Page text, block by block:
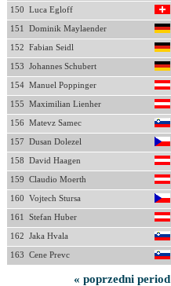
150 Luca Egloff
151 Dominik Maylaender
152 Fabian Seidl
153 Johannes Schubert
154 Manuel Poppinger
155 Maximilian Lienher
156 Matevz Samec
157 Dusan Dolezel
158 David Haagen
159 Claudio Moerth
160 Vojtech Stursa
161 Stefan Huber
162 Jaka Hvala
163 Cene Prevc
« poprzedni period